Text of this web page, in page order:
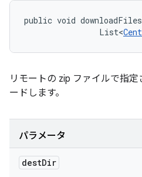
public void
                List<
リモートの zip ファイルで指
ードします。
パラメータ
destDir